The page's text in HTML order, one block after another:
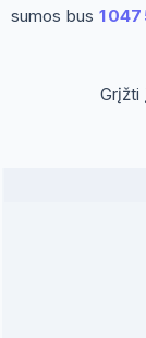
sumos bus 1
Grįžti